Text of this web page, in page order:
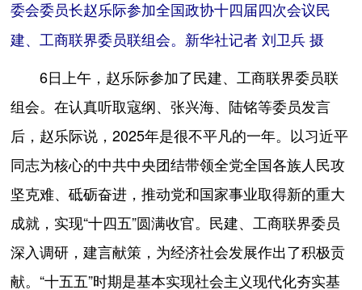
委会委员长赵乐际参加全国政协十四届四次会议民
建、工商联界委员联组会。新华社记者 刘卫兵 摄
6日上午，赵乐际参加了民建、工商联界委员联
组会。在认真听取寇纲、张兴海、陆铭等委员发言
后，赵乐际说，2025年是很不平凡的一年。以习近平
同志为核心的中共中央团结带领全党全国各族人民攻
坚克难、砥砺奋进，推动党和国家事业取得新的重大
成就，实现“十四五”圆满收官。民建、工商联界委员
深入调研，建言献策，为经济社会发展作出了积极贡
献。“十五五”时期是基本实现社会主义现代化夯实基